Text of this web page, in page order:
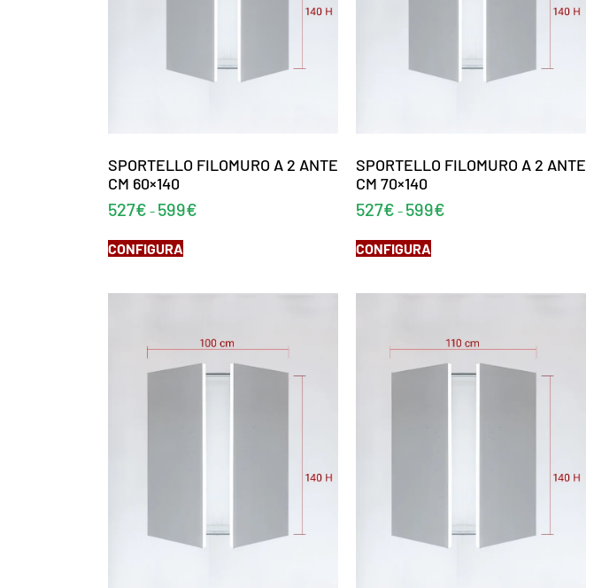
SPORTELLO FILOMURO A 2 ANTE
CM 60×140
527€ - 599€
CONFIGURA
SPORTELLO FILOMURO A 2 ANTE
CM 70×140
527€ - 599€
CONFIGURA